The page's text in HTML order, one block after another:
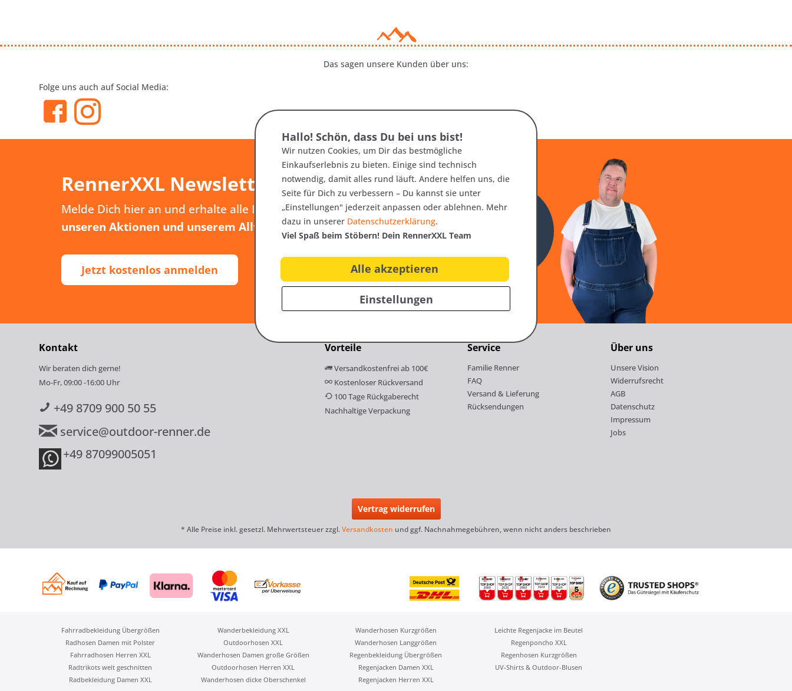
Das sagen unsere Kunden über uns:
Folge uns auch auf Social Media:
RennerXXL Newsletter
Melde Dich hier an und erhalte alle Infos zu neuen Produkten,
unseren Aktionen und unserem Alltag
als Onlineshop!
Jetzt kostenlos anmelden
Kontakt
Wir beraten dich gerne!
Mo-Fr, 09:00 -16:00 Uhr
+49 8709 900 50 55
service@outdoor-renner.de
+49 87099005051
Vorteile
Versandkostenfrei ab 100€
Kostenloser Rückversand
100 Tage Rückgaberecht
Nachhaltige Verpackung
Service
Familie Renner
FAQ
Versand & Lieferung
Rücksendungen
Über uns
Unsere Vision
Widerrufsrecht
AGB
Datenschutz
Impressum
Jobs
Vertrag widerrufen
* Alle Preise inkl. gesetzl. Mehrwertsteuer zzgl.Versandkosten und ggf. Nachnahmegebühren, wenn nicht anders beschrieben
Fahrradbekleidung Übergrößen
Radhosen Damen mit Polster
Fahrradhosen Herren XXL
Radtrikots weit geschnitten
Radbekleidung Damen XXL
Wanderbekleidung XXL
Outdoorhosen XXL
Wanderhosen Damen große Größen
Outdoorhosen Herren XXL
Wanderhosen dicke Oberschenkel
Wanderhosen Kurzgrößen
Wanderhosen Langgrößen
Regenbekleidung Übergrößen
Regenjacken Damen XXL
Regenjacken Herren XXL
Leichte Regenjacke im Beutel
Regenponcho XXL
Regenhosen Kurzgrößen
UV-Shirts & Outdoor-Blusen
Hallo! Schön, dass Du bei uns bist!
Wir nutzen Cookies, um Dir das bestmögliche
Einkaufserlebnis zu bieten. Einige sind technisch
notwendig, damit alles rund läuft. Andere helfen uns, die
Seite für Dich zu verbessern – Du kannst sie unter
„Einstellungen" jederzeit anpassen oder ablehnen. Mehr
dazu in unserer Datenschutzerklärung.
Viel Spaß beim Stöbern! Dein RennerXXL Team
Alle akzeptieren
Einstellungen